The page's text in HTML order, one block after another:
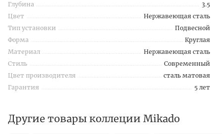
Глубина
3.5
Цвет
Нержавеющая сталь
Тип установки
Подвесной
Форма
Круглая
Материал
Нержавеющая сталь
Стиль
Современный
Цвет производителя
сталь матовая
Гарантия
5 лет
Другие товары коллеции Mikado